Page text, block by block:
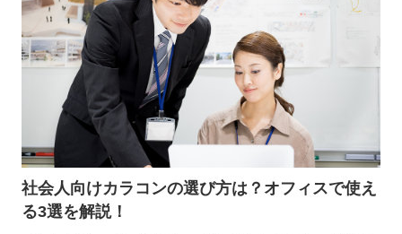
社会人向けカラコンの選び方は？オフィスで使え
る3選を解説！